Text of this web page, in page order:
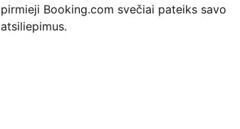
pirmieji Booking.com svečiai pateiks savo
atsiliepimus.